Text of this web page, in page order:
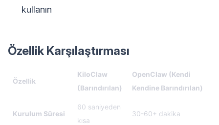
kullanın
Özellik Karşılaştırması
Özellik
KiloClaw
(Barındırılan)
OpenClaw (Kendi
Kendine Barındırılan)
Kurulum Süresi
60 saniyeden
kısa
30-60+ dakika